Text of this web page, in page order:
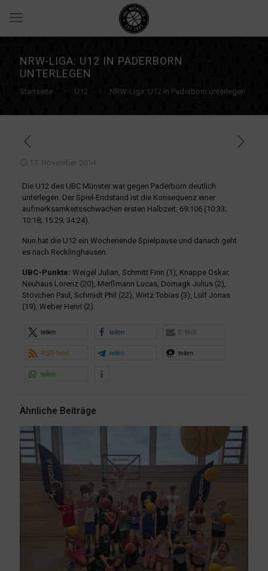
NRW-LIGA: U12 IN PADERBORN
UNTERLEGEN
Startseite U12 NRW-Liga: U12 in Paderborn unterlegen
17. November 2014
Die U12 des UBC Münster war gegen Paderborn deutlich
unterlegen. Der Spiel-Endstand ist die Konsequenz einer
aufmerksamkeitsschwachen ersten Halbzeit: 69:106 (10:33;
10:18; 15:29; 34:24).
Nun hat die U12 ein Wochenende Spielpause und danach geht
es nach Recklinghausen.
UBC-Punkte: Weigel Julian, Schmitt Finn (1), Knappe Oskar,
Neuhaus Lorenz (20), Merßmann Lucas, Domagk Julius (2),
Stövchen Paul, Schmidt Phil (22), Wirtz Tobias (3), Lülf Jonas
(19), Weber Henri (2).
teilen teilen E-Mail
RSS-feed teilen teilen
teilen
Ähnliche Beiträge